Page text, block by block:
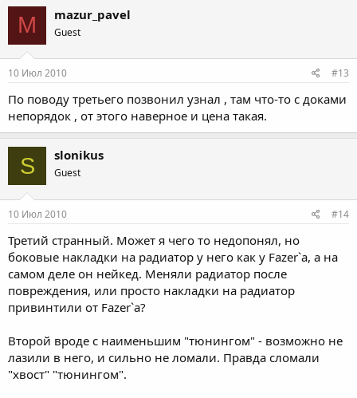
M mazur_pavel
Guest
10 Июл 2010 #13
По поводу третьего позвонил узнал , там что-то с доками
непорядок , от этого наверное и цена такая.
S slonikus
Guest
10 Июл 2010 #14
Третий странный. Может я чего то недопонял, но
боковые накладки на радиатор у него как у Fazer`a, а на
самом деле он нейкед. Меняли радиатор после
повреждения, или просто накладки на радиатор
привинтили от Fazer`a?
Второй вроде с наименьшим "тюнингом" - возможно не
лазили в него, и сильно не ломали. Правда сломали
"хвост" "тюнингом".